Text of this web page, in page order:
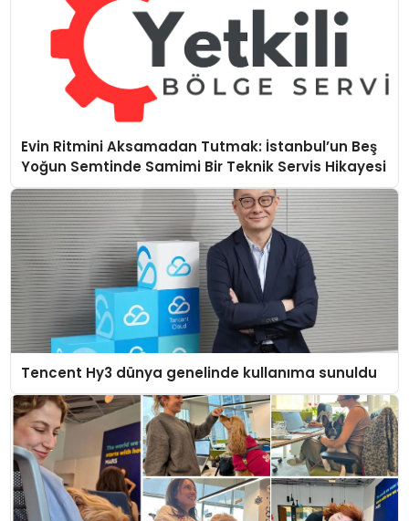
Evin Ritmini Aksamadan Tutmak: İstanbul’un Beş
Yoğun Semtinde Samimi Bir Teknik Servis Hikayesi
Tencent Hy3 dünya genelinde kullanıma sunuldu